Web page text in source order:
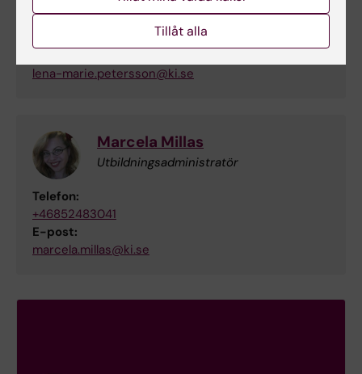
Telefon:
lena-marie.petersson@ki.se
Marcela Millas
Utbildningsadministratör
Telefon:
+46852483041
E-post:
marcela.millas@ki.se
Tillåt alla